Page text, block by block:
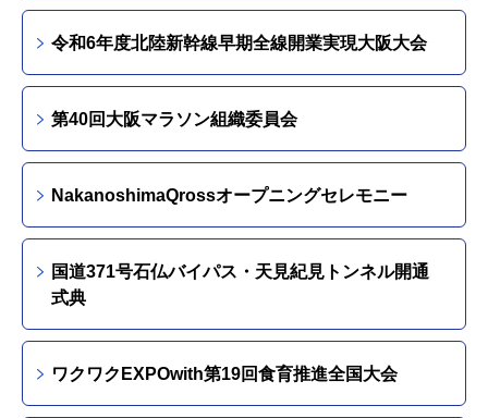
令和6年度北陸新幹線早期全線開業実現大阪大会
第40回大阪マラソン組織委員会
NakanoshimaQrossオープニングセレモニー
国道371号石仏バイパス・天見紀見トンネル開通
式典
ワクワクEXPOwith第19回食育推進全国大会